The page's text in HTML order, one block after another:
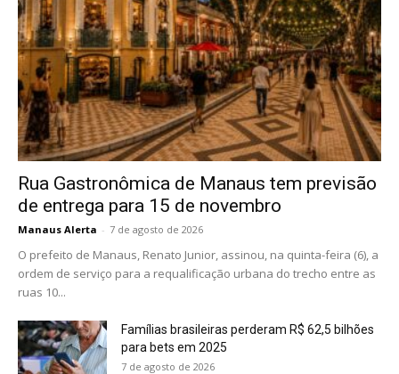
Rua Gastronômica de Manaus tem previsão
de entrega para 15 de novembro
Manaus Alerta - 7 de agosto de 2026
O prefeito de Manaus, Renato Junior, assinou, na quinta-feira (6), a
ordem de serviço para a requalificação urbana do trecho entre as
ruas 10...
Famílias brasileiras perderam R$ 62,5 bilhões
para bets em 2025
7 de agosto de 2026